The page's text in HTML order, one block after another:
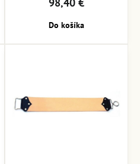
Do košíka